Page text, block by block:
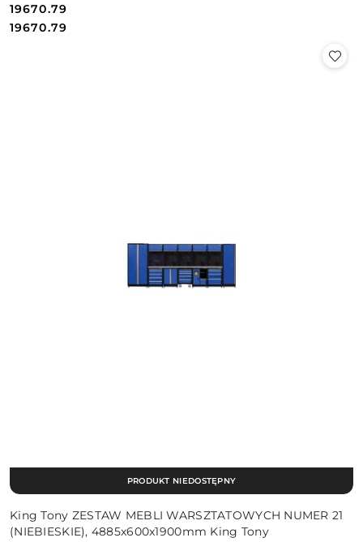
Cena:
19670.79
Cena:
19670.79
King Tony ZESTAW MEBLI WARSZTATOWYCH NUMER 21
(NIEBIESKIE), 4885x600x1900mm King Tony
PRODUKT NIEDOSTĘPNY